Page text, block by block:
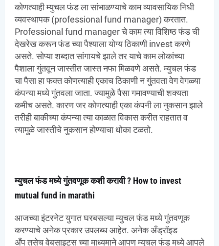
कोणत्याही म्युचल फंड ला सांभाळण्याचे काम व्यावसायिक निधी
व्यवस्थापक (professional fund manager) करतात.
Professional fund manager चे काम त्या विशिष्ठ फंड ची
देखरेख करून फंड च्या पैश्याला योग्य ठिकाणी invest करणे
असते. सोप्या शब्दात सांगायचे झाले तर याचे काम लोकांच्या
पैशाला गुंतवून जास्तीत जास्त नफा मिळवणे असते. म्युचल फंड
चा पैसा हा फक्त कोणत्याही एकाच ठिकाणी न गुंतवता वेग वेगळ्या
कंपन्या मध्ये गुंतवला जाता. ज्यामुळे पैसा गमावण्याची शक्यता
कमीच असते. कारण जर कोणत्याही एका कंपनी ला नुकसान झाले
तरीही बाकीच्या कंपन्या त्या काळात विकास करीत राहतात व
त्यामुळे जास्तीचे नुकसान होण्याचा धोका टळतो.
म्युचल फंड मध्ये गुंतवणूक कशी करावी ? How to invest
mutual fund in marathi
आजच्या इंटरनेट युगात घरबसल्या म्युचल फंड मध्ये गुंतवणूक
करण्याचे अनेक प्रकार उपलब्ध आहेत. अनेक अँड्रॉइड
अँप तसेच वेबसाइट्स च्या माध्यमाने आपण म्युचल फंड मध्ये आपले